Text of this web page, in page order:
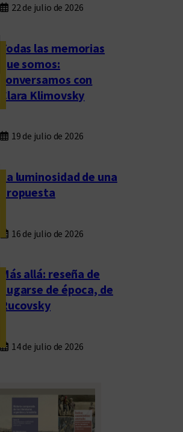
22 de julio de 2026
Todas las memorias
que somos:
conversamos con
Clara Klimovsky
19 de julio de 2026
La luminosidad de una
propuesta
16 de julio de 2026
Más allá: reseña de
Fugarse de época, de
Rucovsky
14 de julio de 2026